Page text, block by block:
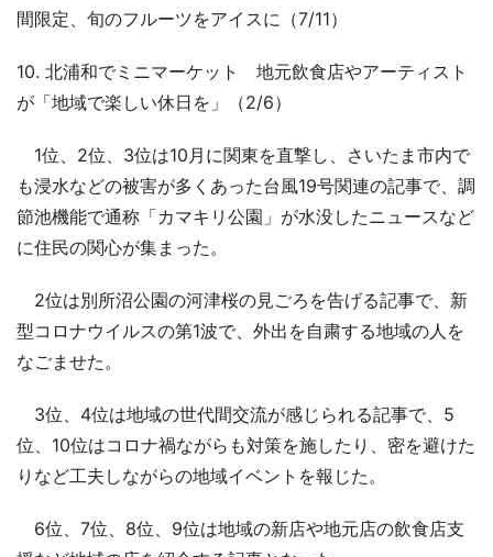
間限定、旬のフルーツをアイスに（7/11）
10. 北浦和でミニマーケット 地元飲食店やアーティスト
が「地域で楽しい休日を」（2/6）
1位、2位、3位は10月に関東を直撃し、さいたま市内で
も浸水などの被害が多くあった台風19号関連の記事で、調
節池機能で通称「カマキリ公園」が水没したニュースなど
に住民の関心が集まった。
2位は別所沼公園の河津桜の見ごろを告げる記事で、新
型コロナウイルスの第1波で、外出を自粛する地域の人を
なごませた。
3位、4位は地域の世代間交流が感じられる記事で、5
位、10位はコロナ禍ながらも対策を施したり、密を避けた
りなど工夫しながらの地域イベントを報じた。
6位、7位、8位、9位は地域の新店や地元店の飲食店支